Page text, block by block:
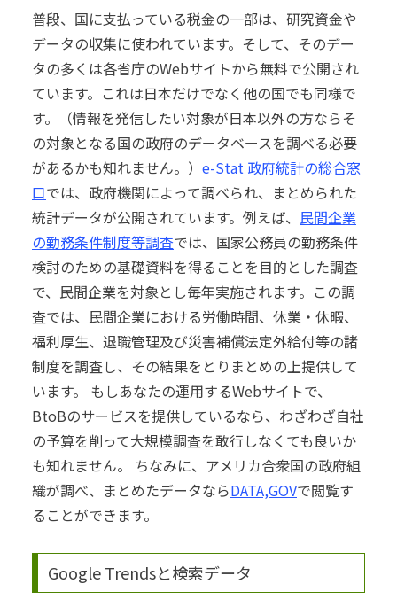
普段、国に支払っている税金の一部は、研究資金や
データの収集に使われています。そして、そのデー
タの多くは各省庁のWebサイトから無料で公開され
ています。 これは日本だけでなく他の国でも同様で
す。（情報を発信したい対象が日本以外の方ならそ
の対象となる国の政府のデータベースを調べる必要
があるかも知れません。） e-Stat 政府統計の総合窓
口では、 政府機関によって調べられ、まとめられた
統計データが公開されています。 例えば、 民間企業
の勤務条件制度等調査では、国家公務員の勤務条件
検討のための基礎資料を得ることを目的とした調査
で、民間企業を対象とし毎年実施されます。 この調
査では、民間企業における労働時間、休業・休暇、
福利厚生、退職管理及び災害補償法定外給付等の諸
制度を調査し、その結果をとりまとめの上提供して
います。
もしあなたの運用するWebサイトで、
BtoBのサービスを提供しているなら、わざわざ自社
の予算を削って大規模調査を敢行しなくても良いか
も知れません。
ちなみに、アメリカ合衆国の政府組
織が調べ、まとめたデータならDATA,GOVで閲覧す
ることができます。
Google Trendsと検索データ